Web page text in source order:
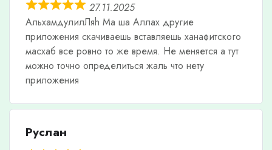
27.11.2025
АльхамдулилЛяh Ма ша Аллах другие
приложения скачиваешь вставляешь ханафитского
масхаб все ровно то же время. Не меняется а тут
можно точно определиться жаль что нету
приложения
Руслан